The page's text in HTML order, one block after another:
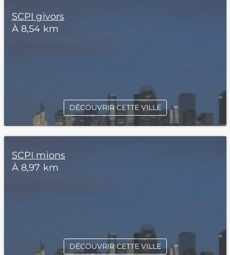
SCPI givors
À 8,54 km
DÉCOUVRIR CETTE VILLE
SCPI mions
À 8,97 km
DÉCOUVRIR CETTE VILLE